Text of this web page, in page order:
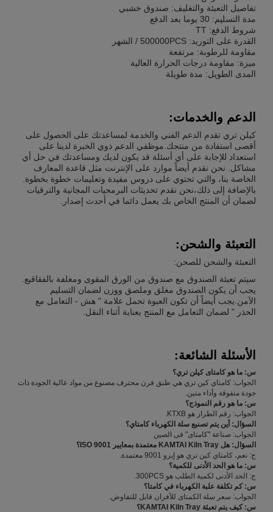
تفاصيل التعبئة والتغليف: صندوق خشبي
مدة التسليم: 30 يوما بعد الدفع
شروط الدفع: TT
القدرة على التوريد: 500000PCS / الشهر
مقاومة للرطوبة: مرتفعة
ميزة: مقاومة درجات الحرارة العالية
المدى الطويل: مدة طويلة
الدعم والخدمات:
كيلن تري تقدم الدعم الفني والخدمة لمساعدتك على الحصول على
أقصى استفادة من منتجك.موظفي الدعم ذوي الخبرة لدينا على
استعداد للإجابة على أي أسئلة قد يكون لديك ومساعدتك في حل أي
مشاكل. نحن نقدم أيضاً موارد على الإنترنت مثل قاعدة المعارف
الخاصة بنا، والتي تحتوي على دروس مفيدة وتعليمات خطوة بخطوة.
بالإضافة إلى ذلك،نحن نقدم تحديثات البرمجيات المجانية والترقيات
لضمان أن المنتج الخاص بك يعمل دائما في أحدث إصدار.
التعبئة والشحن:
التعبئة والشحن للصحن:
سيتم تعبئة الصندوق مع صندوق من الورق المقوى ومغلفة بالفقاقيع.
يجب أن يكون الصندوق مغلق وملصق ووزن لضمان التسليم
الآمن.يجب أيضاً أن تكون العبوة تحمل علامة " هش - التعامل مع
الحذر " لضمان التعامل مع المنتج بعناية أثناء النقل.
الأسئلة الشائعة:
س: ما هو كامتاى كيلن تري؟
الجواب: كامتاي كين تري هي طبق فرن محترف مصنوع من مواد عالية الجودة ذات
جودة متفوقة وأداء متين.
س: ما هو رقم النموذج؟
الجواب: رقم الطراز هو KTXB.
السؤال: أين يتم تصنيع سلة الكهرباء كامتاي؟
الجواب: صناعة "كامتاى" فى الصين
السؤال: هل KAMTAI Kiln Tray معتمدة بمعايير ISO 9001؟
ج: نعم، كامتاي كين تري هو إيزو 9001 معتمدة.
س: ما هو الحد الأدنى للكمية؟
ج: الحد الأدنى لكمية الطلب هو 300PCS.
س: كم تكلفة علبة الكهرباء في كامتا؟
الجواب: سعر سلة الكمتاى للأفران قابل للتفاوض.
س: كيف يتم تعبئة KAMTAI Kiln Tray؟